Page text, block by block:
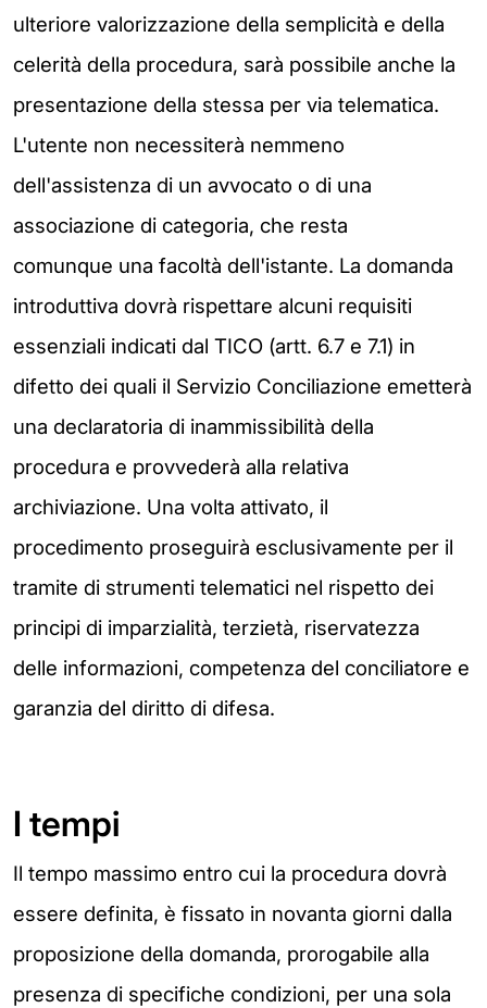
ulteriore valorizzazione della semplicità e della
celerità della procedura, sarà possibile anche la
presentazione della stessa per via telematica.
L'utente non necessiterà nemmeno
dell'assistenza di un avvocato o di una
associazione di categoria, che resta
comunque una facoltà dell'istante. La domanda
introduttiva dovrà rispettare alcuni requisiti
essenziali indicati dal TICO (artt. 6.7 e 7.1) in
difetto dei quali il Servizio Conciliazione emetterà
una declaratoria di inammissibilità della
procedura e provvederà alla relativa
archiviazione. Una volta attivato, il
procedimento proseguirà esclusivamente per il
tramite di strumenti telematici nel rispetto dei
principi di imparzialità, terzietà, riservatezza
delle informazioni, competenza del conciliatore e
garanzia del diritto di difesa.
I tempi
Il tempo massimo entro cui la procedura dovrà
essere definita, è fissato in novanta giorni dalla
proposizione della domanda, prorogabile alla
presenza di specifiche condizioni, per una sola